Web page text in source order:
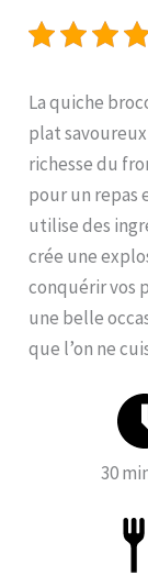
La quiche
plat
richesse du
pour un repas
utilise des
crée une
conquérir vos
une belle
que l’on ne
30